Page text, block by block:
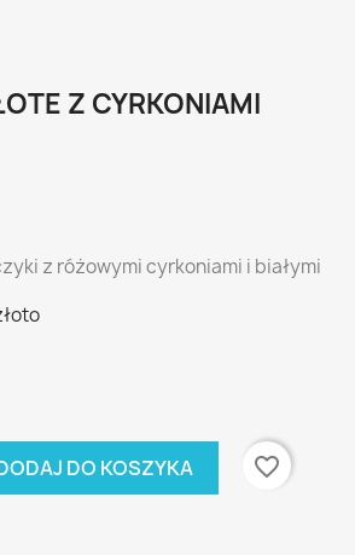
Z CYRKONIAMI
z różowymi cyrkoniami i białymi
DO KOSZYKA
favorite_border